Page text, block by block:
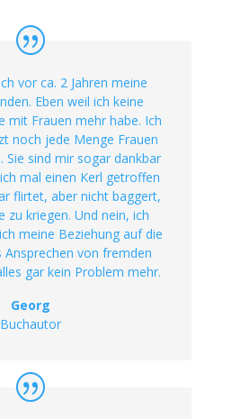
vor ca. 2 Jahren meine
Eben weil ich keine
mit Frauen mehr habe. Ich
noch jede Menge Frauen
Sie sind mir sogar dankbar
mal einen Kerl getroffen
flirtet, aber nicht baggert,
zu kriegen. Und nein, ich
meine Beziehung auf die
Ansprechen von fremden
gar kein Problem mehr.
Georg
Buchautor